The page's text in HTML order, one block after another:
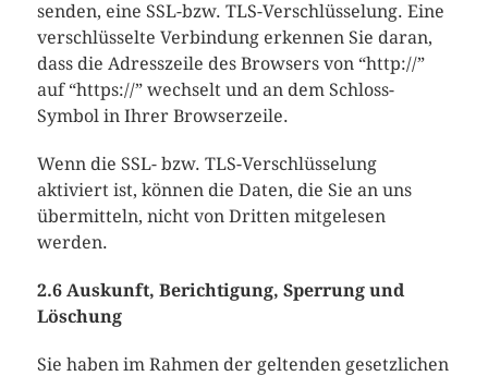
senden, eine SSL-bzw. TLS-Verschlüsselung. Eine
verschlüsselte Verbindung erkennen Sie daran,
dass die Adresszeile des Browsers von “http://”
auf “https://” wechselt und an dem Schloss-
Symbol in Ihrer Browserzeile.
Wenn die SSL- bzw. TLS-Verschlüsselung
aktiviert ist, können die Daten, die Sie an uns
übermitteln, nicht von Dritten mitgelesen
werden.
2.6 Auskunft, Berichtigung, Sperrung und
Löschung
Sie haben im Rahmen der geltenden gesetzlichen